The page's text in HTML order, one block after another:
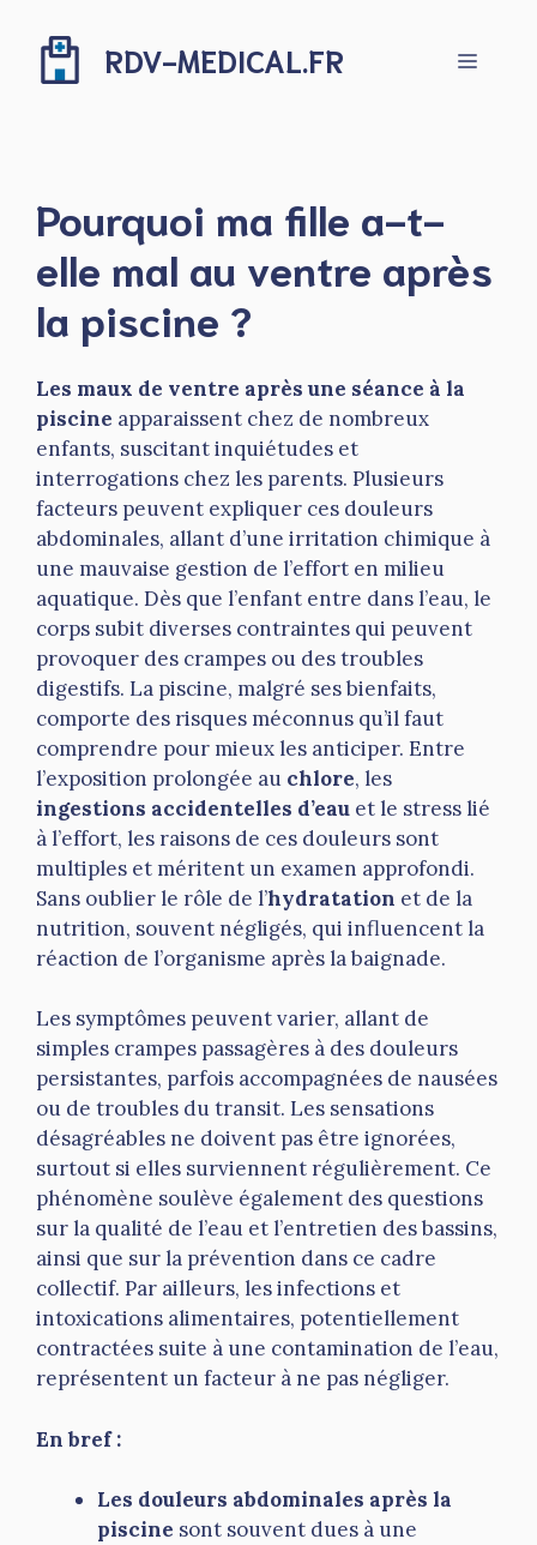
contenu
RDV-MEDICAL.FR Menu
Pourquoi ma fille a-t-
elle mal au ventre après
la piscine ?
Les maux de ventre après une séance à la
piscine apparaissent chez de nombreux
enfants, suscitant inquiétudes et
interrogations chez les parents. Plusieurs
facteurs peuvent expliquer ces douleurs
abdominales, allant d’une irritation chimique à
une mauvaise gestion de l’effort en milieu
aquatique. Dès que l’enfant entre dans l’eau, le
corps subit diverses contraintes qui peuvent
provoquer des crampes ou des troubles
digestifs. La piscine, malgré ses bienfaits,
comporte des risques méconnus qu’il faut
comprendre pour mieux les anticiper. Entre
l’exposition prolongée au chlore, les
ingestions accidentelles d’eau et le stress lié
à l’effort, les raisons de ces douleurs sont
multiples et méritent un examen approfondi.
Sans oublier le rôle de l’hydratation et de la
nutrition, souvent négligés, qui influencent la
réaction de l’organisme après la baignade.
Les symptômes peuvent varier, allant de
simples crampes passagères à des douleurs
persistantes, parfois accompagnées de nausées
ou de troubles du transit. Les sensations
désagréables ne doivent pas être ignorées,
surtout si elles surviennent régulièrement. Ce
phénomène soulève également des questions
sur la qualité de l’eau et l’entretien des bassins,
ainsi que sur la prévention dans ce cadre
collectif. Par ailleurs, les infections et
intoxications alimentaires, potentiellement
contractées suite à une contamination de l’eau,
représentent un facteur à ne pas négliger.
En bref :
Les douleurs abdominales après la
piscine sont souvent dues à une